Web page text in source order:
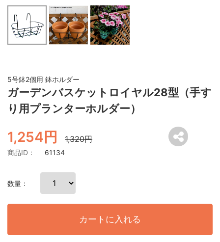
5号鉢2個用 鉢ホルダー
ガーデンバスケットロイヤル28型（手す
り用プランターホルダー）
1,254円 1,320円
商品ID： 61134
数量：
カートに入れる